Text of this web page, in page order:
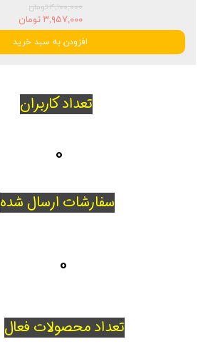
۴,۱۰۰,۰۰۰ تومان
۳,۹۵۷,۰۰۰ تومان
افزودن به سبد خرید
تعداد کاربران
سفارشات ارسال شده
0
تعداد محصولات فعال
0